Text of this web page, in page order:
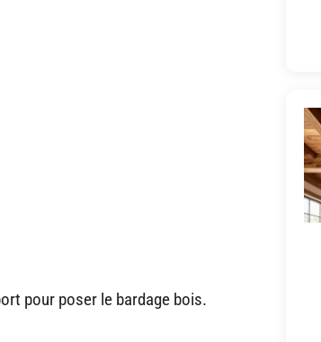
pour poser le bardage bois.